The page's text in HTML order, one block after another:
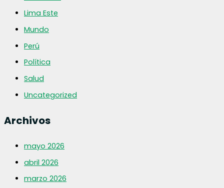
Lima Este
Mundo
Perú
Política
Salud
Uncategorized
Archivos
mayo 2026
abril 2026
marzo 2026